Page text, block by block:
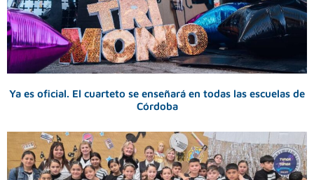
Ya es oficial. El cuarteto se enseñará en todas las escuelas de
Córdoba